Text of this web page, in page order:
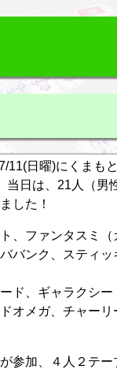
11(日曜)にくまも
日は、21人（男
した！
、ファンタスミ
バンク、スティ
ド、ギャラクシー
オメガ、チャー
参加、４人２テ